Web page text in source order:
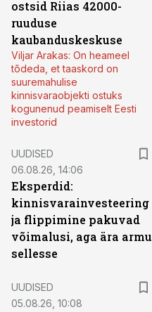
ostsid Riias 42000-
ruuduse
kaubanduskeskuse
Viljar Arakas: On heameel
tõdeda, et taaskord on
suuremahulise
kinnisvaraobjekti ostuks
kogunenud peamiselt Eesti
investorid
UUDISED
06.08.26, 14:06
Eksperdid:
kinnisvarainvesteering
ja flippimine pakuvad
võimalusi, aga ära armu
sellesse
UUDISED
05.08.26, 10:08